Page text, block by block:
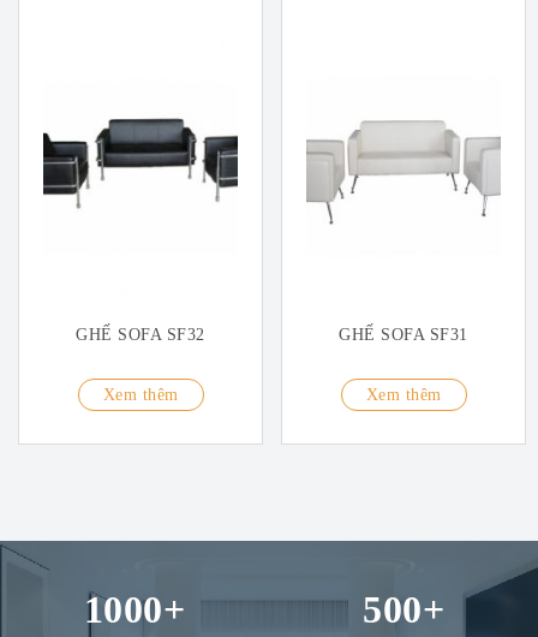
GHẾ SOFA SF32
Xem thêm
GHẾ SOFA SF31
Xem thêm
1000+ 500+